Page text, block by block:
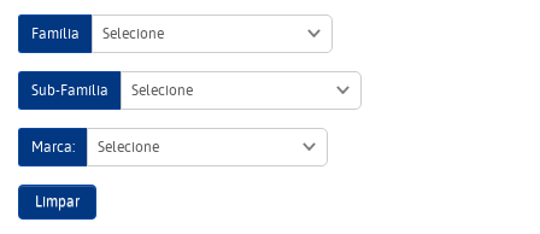
Família Selecione
Sub-Família Selecione
Marca: Selecione
Limpar